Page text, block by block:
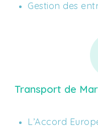
Gestion des
Transport de
L’Accord